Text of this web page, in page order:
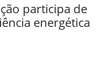
participa de
energética